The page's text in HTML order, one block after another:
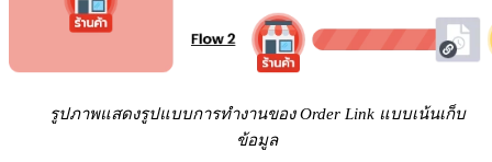
รูปภาพแสดงรูปแบบการทำงานของ Order Link แบบเน้นเก็บ
ข้อมูล